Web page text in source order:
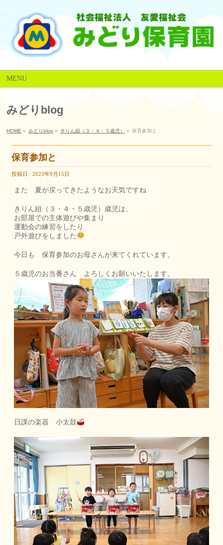
MENU
みどりblog
HOME » みどりblog » きりん組（３・４・５歳児） » 保育参加と
保育参加と
投稿日 : 2023年9月15日
また 夏が戻ってきたようなお天気ですね
きりん組（３・４・５歳児）歳児は、
お部屋での主体遊びや集まり
運動会の練習をしたり
戸外遊びをしました
今日も 保育参加のお母さんが来てくれています。
５歳児のお当番さん よろしくお願いいたします。
日課の楽器 小太鼓